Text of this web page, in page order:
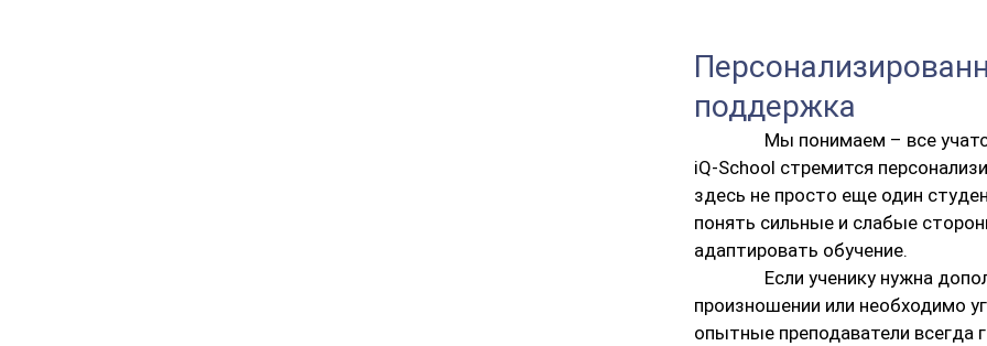
поддержка
Мы понимаем – все
iQ-School стремится
здесь не просто еще один
понять сильные и слабые
адаптировать обучение.
Если ученику нужна
произношении или необходимо
опытные преподаватели всегда